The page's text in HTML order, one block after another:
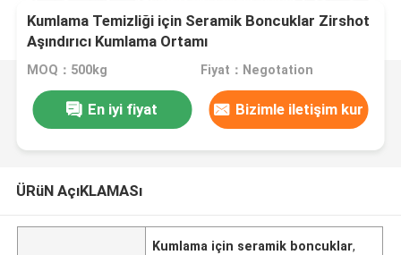
Kumlama Temizliği için Seramik Boncuklar Zirshot
Aşındırıcı Kumlama Ortamı
MOQ：500kg Fiyat：Negotation
En iyi fiyat Bizimle iletişim kur
ÜRüN AçıKLAMASı
Kumlama için seramik boncuklar,